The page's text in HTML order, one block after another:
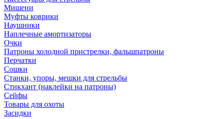
Мишени
Муфты коврики
Наушники
Наплечные амортизаторы
Очки
Патроны холодной пристрелки, фальшпатроны
Перчатки
Сошки
Станки, упоры, мешки для стрельбы
Стикхант (наклейки на патроны)
Сейфы
Товары для охоты
Засидки